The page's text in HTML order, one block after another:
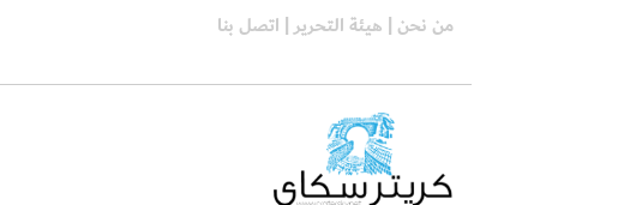
من نحن | هيئة التحرير | اتصل بنا